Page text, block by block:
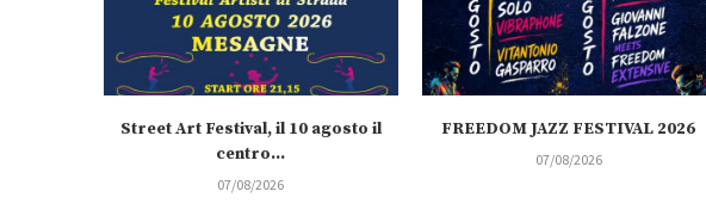
Street Art Festival, il 10 agosto il
centro...
07/08/2026
FREEDOM JAZZ FESTIVAL 2026
07/08/2026